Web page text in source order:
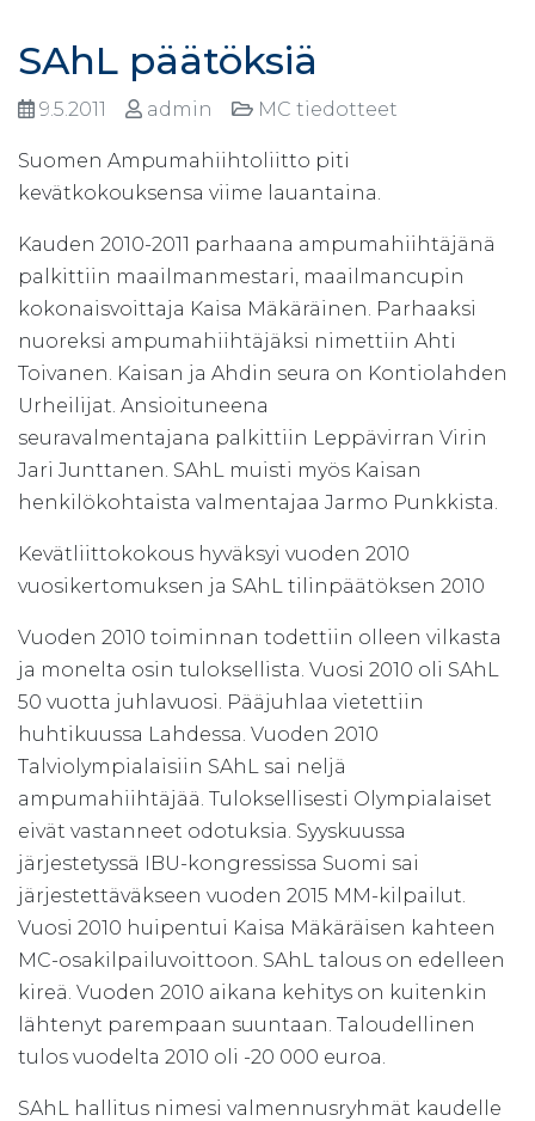
SAhL päätöksiä
9.5.2011 admin MC tiedotteet
Suomen Ampumahiihtoliitto piti
kevätkokouksensa viime lauantaina.
Kauden 2010-2011 parhaana ampumahiihtäjänä
palkittiin maailmanmestari, maailmancupin
kokonaisvoittaja Kaisa Mäkäräinen. Parhaaksi
nuoreksi ampumahiihtäjäksi nimettiin Ahti
Toivanen. Kaisan ja Ahdin seura on Kontiolahden
Urheilijat. Ansioituneena
seuravalmentajana palkittiin Leppävirran Virin
Jari Junttanen. SAhL muisti myös Kaisan
henkilökohtaista valmentajaa Jarmo Punkkista.
Kevätliittokokous hyväksyi vuoden 2010
vuosikertomuksen ja SAhL tilinpäätöksen 2010
Vuoden 2010 toiminnan todettiin olleen vilkasta
ja monelta osin tuloksellista. Vuosi 2010 oli SAhL
50 vuotta juhlavuosi. Pääjuhlaa vietettiin
huhtikuussa Lahdessa. Vuoden 2010
Talviolympialaisiin SAhL sai neljä
ampumahiihtäjää. Tuloksellisesti Olympialaiset
eivät vastanneet odotuksia. Syyskuussa
järjestetyssä IBU-kongressissa Suomi sai
järjestettäväkseen vuoden 2015 MM-kilpailut.
Vuosi 2010 huipentui Kaisa Mäkäräisen kahteen
MC-osakilpailuvoittoon. SAhL talous on edelleen
kireä. Vuoden 2010 aikana kehitys on kuitenkin
lähtenyt parempaan suuntaan. Taloudellinen
tulos vuodelta 2010 oli -20 000 euroa.
SAhL hallitus nimesi valmennusryhmät kaudelle